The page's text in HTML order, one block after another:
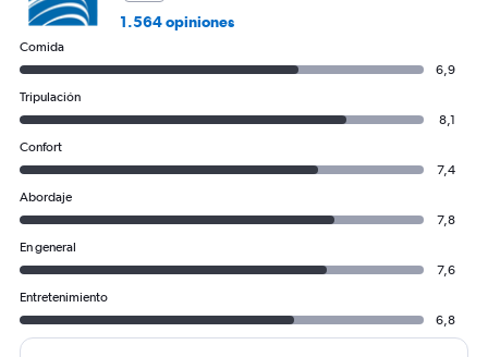
1.564 opiniones
Comida
6,9
Tripulación
8,1
Confort
7,4
Abordaje
7,8
En general
7,6
Entretenimiento
6,8